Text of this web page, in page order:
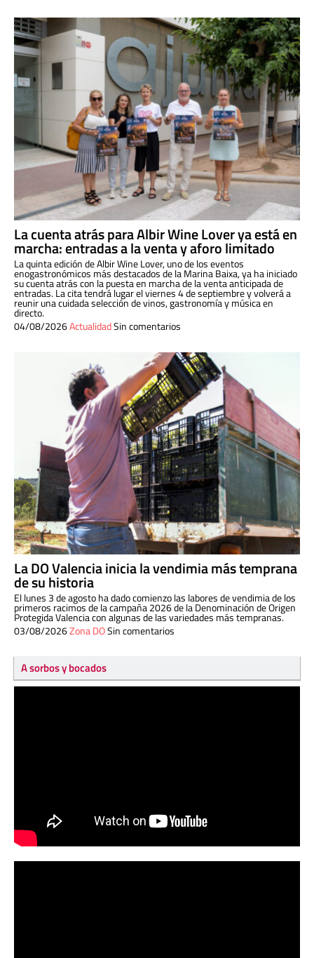
La cuenta atrás para Albir Wine Lover ya está en
marcha: entradas a la venta y aforo limitado
La quinta edición de Albir Wine Lover, uno de los eventos
enogastronómicos más destacados de la Marina Baixa, ya ha iniciado
su cuenta atrás con la puesta en marcha de la venta anticipada de
entradas. La cita tendrá lugar el viernes 4 de septiembre y volverá a
reunir una cuidada selección de vinos, gastronomía y música en
directo.
04/08/2026ActualidadSin comentarios
La DO Valencia inicia la vendimia más temprana
de su historia
El lunes 3 de agosto ha dado comienzo las labores de vendimia de los
primeros racimos de la campaña 2026 de la Denominación de Origen
Protegida Valencia con algunas de las variedades más tempranas.
03/08/2026Zona DOSin comentarios
A sorbos y bocados